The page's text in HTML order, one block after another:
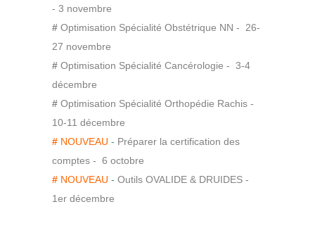
- 3 novembre
# Optimisation Spécialité Obstétrique NN - 26-
27 novembre
# Optimisation Spécialité Cancérologie - 3-4
décembre
# Optimisation Spécialité Orthopédie Rachis -
10-11 décembre
# NOUVEAU - Préparer la certification des
comptes - 6 octobre
# NOUVEAU - Outils OVALIDE & DRUIDES -
1er décembre